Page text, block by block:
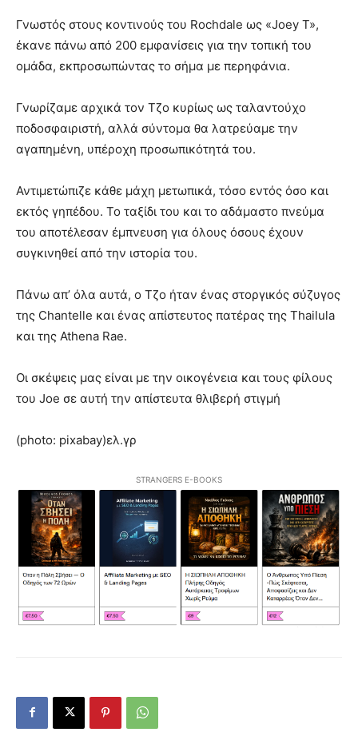
Γνωστός στους κοντινούς του Rochdale ως «Joey T»,
έκανε πάνω από 200 εμφανίσεις για την τοπική του
ομάδα, εκπροσωπώντας το σήμα με περηφάνια.
Γνωρίζαμε αρχικά τον Τζο κυρίως ως ταλαντούχο
ποδοσφαιριστή, αλλά σύντομα θα λατρεύαμε την
αγαπημένη, υπέροχη προσωπικότητά του.
Αντιμετώπιζε κάθε μάχη μετωπικά, τόσο εντός όσο και
εκτός γηπέδου. Το ταξίδι του και το αδάμαστο πνεύμα
του αποτέλεσαν έμπνευση για όλους όσους έχουν
συγκινηθεί από την ιστορία του.
Πάνω απ’ όλα αυτά, ο Τζο ήταν ένας στοργικός σύζυγος
της Chantelle και ένας απίστευτος πατέρας της Thailula
και της Athena Rae.
Οι σκέψεις μας είναι με την οικογένεια και τους φίλους
του Joe σε αυτή την απίστευτα θλιβερή στιγμή
(photo: pixabay)ελ.γρ
STRANGERS E-BOOKS